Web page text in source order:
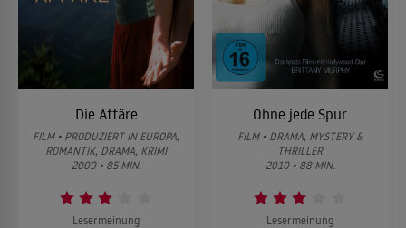
Die Affäre
FILM • PRODUZIERT IN EUROPA,
ROMANTIK, DRAMA, KRIMI
2009 • 85 MIN.
Lesermeinung
Ohne jede Spur
FILM • DRAMA, MYSTERY &
THRILLER
2010 • 88 MIN.
Lesermeinung